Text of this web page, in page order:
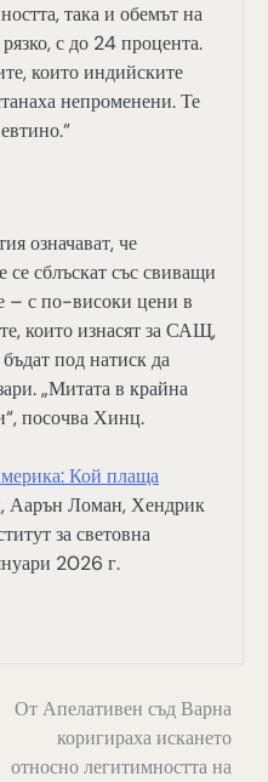
така и обемът на
с до 24 процента.
които индийските
непроменени. Те
означават, че
сблъскат със свиващи
– с по-високи цени в
които изнасят за САЩ,
под натиск да
„Митата в крайна
посочва Хинц.
Кой плаща
Аарън Ломан, Хендрик
за световна
2026 г.
От Апелативен съд Варна
коригираха искането
относно легитимността на